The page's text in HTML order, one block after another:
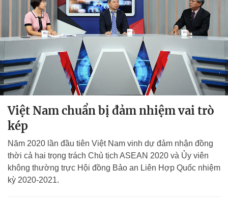
Việt Nam chuẩn bị đảm nhiệm vai trò
kép
Năm 2020 lần đầu tiên Việt Nam vinh dự đảm nhận đồng
thời cả hai trọng trách Chủ tịch ASEAN 2020 và Ủy viên
không thường trực Hội đồng Bảo an Liên Hợp Quốc nhiệm
kỳ 2020-2021.